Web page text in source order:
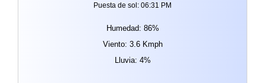
Puesta de sol: 06:31 PM
Humedad: 86%
Viento: 3.6 Kmph
Lluvia: 4%